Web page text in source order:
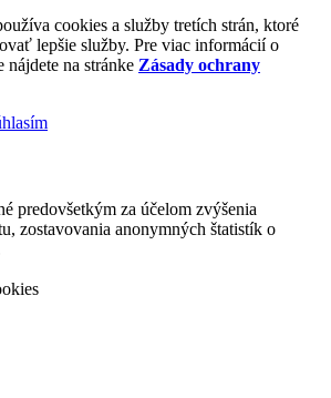
cookies a služby tretích strán, ktoré
lepšie služby. Pre viac informácií o
nájdete na stránke Zásady ochrany
predovšetkým za účelom zvýšenia
zostavovania anonymných štatistík o